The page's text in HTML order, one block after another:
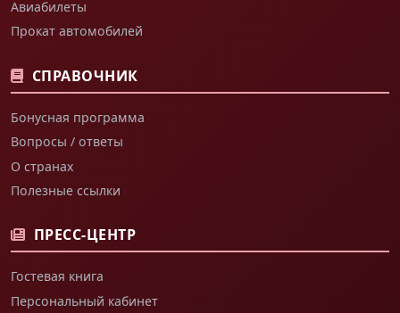
Авиабилеты
Прокат автомобилей
СПРАВОЧНИК
Бонусная программа
Вопросы / ответы
О странах
Полезные ссылки
ПРЕСС-ЦЕНТР
Гостевая книга
Персональный кабинет